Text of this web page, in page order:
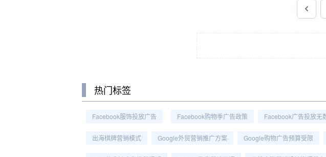
热门标签
Facebook服饰投放广告 Facebook购物季广告政策 Facebook广告投放无
出海棋牌营销模式 Google外贸营销推广方案 Google购物广告预算受限